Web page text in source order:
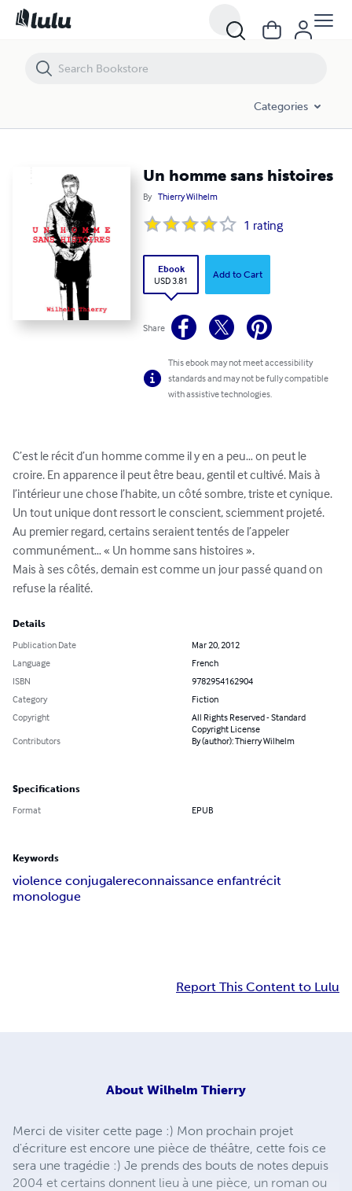
Categories
Un homme sans histoires
By Thierry Wilhelm
1 rating
Ebook
USD 3.81
Add to Cart
Share
This ebook may not meet accessibility
standards and may not be fully compatible
with assistive technologies.
C’est le récit d’un homme comme il y en a peu… on peut le
croire. En apparence il peut être beau, gentil et cultivé. Mais à
l’intérieur une chose l’habite, un côté sombre, triste et cynique.
Un tout unique dont ressort le conscient, sciemment projeté.
Au premier regard, certains seraient tentés de l’appeler
communément… « Un homme sans histoires ».
Mais à ses côtés, demain est comme un jour passé quand on
refuse la réalité.
Details
Publication Date
Mar 20, 2012
Language
French
ISBN
9782954162904
Category
Fiction
Copyright
All Rights Reserved - Standard
Copyright License
Contributors
By (author): Thierry Wilhelm
Specifications
Format EPUB
Keywords
violence conjugalereconnaissance enfantrécit
monologue
Report This Content to Lulu
About Wilhelm Thierry
Merci de visiter cette page :) Mon prochain projet
d'écriture est encore une pièce de théâtre, cette fois ce
sera une tragédie :) Je prends des bouts de notes depuis
2004 et certains donnent lieu à une pièce, un roman ou
Un homme sans histoires